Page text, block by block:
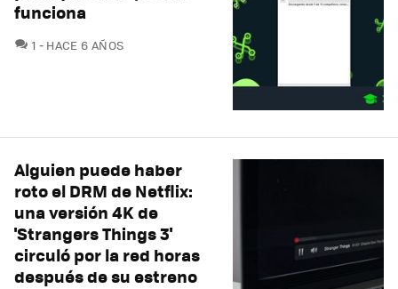
funciona
1 COMENTARIOS
HACE 6 AÑOS
Alguien puede haber
roto el DRM de Netflix:
una versión 4K de
'Strangers Things 3'
circuló por la red horas
después de su estreno